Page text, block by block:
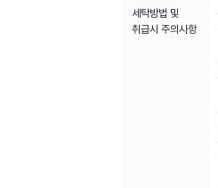
세탁방법 및
취급시 주의사항